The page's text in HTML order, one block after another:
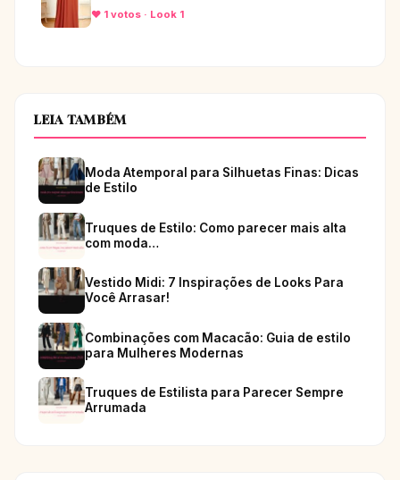
♥ 1 votos · Look 1
LEIA TAMBÉM
Moda Atemporal para Silhuetas Finas: Dicas
de Estilo
Truques de Estilo: Como parecer mais alta
com moda…
Vestido Midi: 7 Inspirações de Looks Para
Você Arrasar!
Combinações com Macacão: Guia de estilo
para Mulheres Modernas
Truques de Estilista para Parecer Sempre
Arrumada